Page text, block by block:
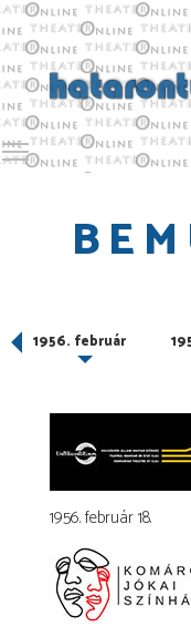
Toggle main menu
1956. február
1956. február 18.